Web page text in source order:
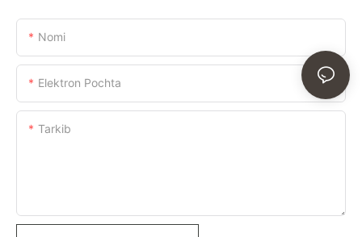
Nomi
Elektron Pochta
Tarkib